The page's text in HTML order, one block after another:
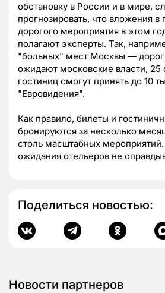
обстановку в России и в мире,
прогнозировать, что вложения в
дорогого мероприятия в этом
полагают эксперты. Так,
"больных" мест Москвы —
ожидают московские власти, 25
гостиниц смогут принять до 10
"Евровидения".
Как правило, билеты и
бронируются за несколько
столь масштабных
ожидания отельеров не
Поделиться новостью:
Новости партнеров